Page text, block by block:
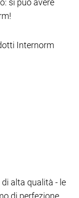
Internorm
alta qualità - le
di perfezione